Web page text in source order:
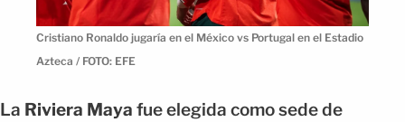
Cristiano Ronaldo jugaría en el México vs Portugal en el Estadio
Azteca / FOTO: EFE
La Riviera Maya fue elegida como sede de